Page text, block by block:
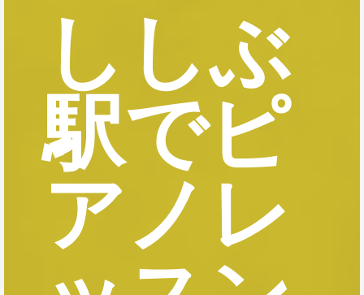
ししぶ
駅でピ
アノレ